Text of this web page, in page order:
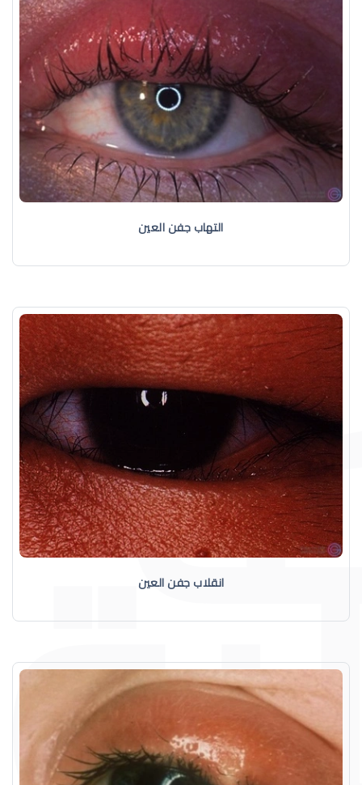
التهاب جفن العين
انقلاب جفن العين